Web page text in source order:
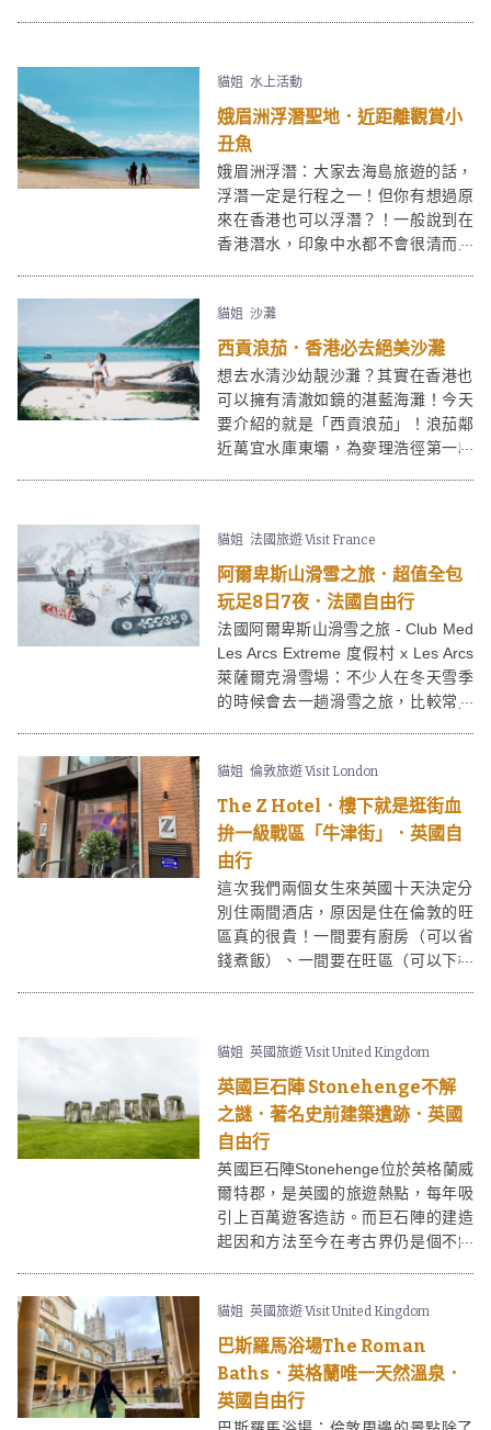
類型的水上活動、海邊餐廳、星空露
營車Glamping、BBQ⋯⋯超適合大家
來渡假！
貓姐 水上活動
娥眉洲浮潛聖地．近距離觀賞小
丑魚
娥眉洲浮潛：大家去海島旅遊的話，
浮潛一定是行程之一！但你有想過原
來在香港也可以浮潛？！一般說到在
香港潛水，印象中水都不會很清而且
以看到小丑魚、水母、珊瑚......絕對
是香港的浮潛聖地！
貓姐 沙灘
西貢浪茄．香港必去絕美沙灘
想去水清沙幼靚沙灘？其實在香港也
可以擁有清澈如鏡的湛藍海灘！今天
要介紹的就是「西貢浪茄」！浪茄鄰
近萬宜水庫東壩，為麥理浩徑第一段
貓姐 法國旅遊 Visit France
阿爾卑斯山滑雪之旅．超值全包
玩足8日7夜．法國自由行
法國阿爾卑斯山滑雪之旅 - Club Med
Les Arcs Extreme 度假村 x Les Arcs
萊薩爾克滑雪場：不少人在冬天雪季
的時候會去一趟滑雪之旅，比較常見
海道相差不遠～ 好像我這次去法國滑
雪全部洗費加機票只需港幣
$18,000，如果在淡季/提早預訂相信
價錢會更便宜。想知道更多關於這次
法國滑雪之旅就繼續看吧！
貓姐 倫敦旅遊 Visit London
The Z Hotel．樓下就是逛街血
拚一級戰區「牛津街」．英國自
由行
這次我們兩個女生來英國十天決定分
別住兩間酒店，原因是住在倫敦的旺
區真的很貴！一間要有廚房（可以省
錢煮飯）、一間要在旺區（可以下樓
牛津街的「The Z Hotel - Tottenham
Court Road」血拚行程必住酒店！
貓姐 英國旅遊 Visit United Kingdom
英國巨石陣 Stonehenge不解
之謎．著名史前建築遺跡．英國
自由行
英國巨石陣Stonehenge位於英格蘭威
爾特郡，是英國的旅遊熱點，每年吸
引上百萬遊客造訪。而巨石陣的建造
起因和方法至今在考古界仍是個不解
貓姐 英國旅遊 Visit United Kingdom
巴斯羅馬浴場The Roman
Baths．英格蘭唯一天然溫泉．
英國自由行